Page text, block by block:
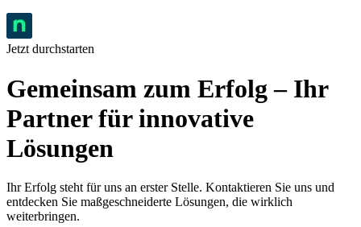
Jetzt durchstarten
Gemeinsam zum Erfolg – Ihr
Partner für innovative
Lösungen
Ihr Erfolg steht für uns an erster Stelle. Kontaktieren Sie uns und
entdecken Sie maßgeschneiderte Lösungen, die wirklich
weiterbringen.